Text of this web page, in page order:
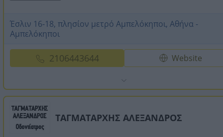
Έσλιν 16-18, πλησίον μετρό Αμπελόκηποι, Αθήνα -
Αμπελόκηποι
2106443644 Website
ΤΑΓΜΑΤΑΡΧΗΣ ΑΛΕΞΑΝΔΡΟΣ